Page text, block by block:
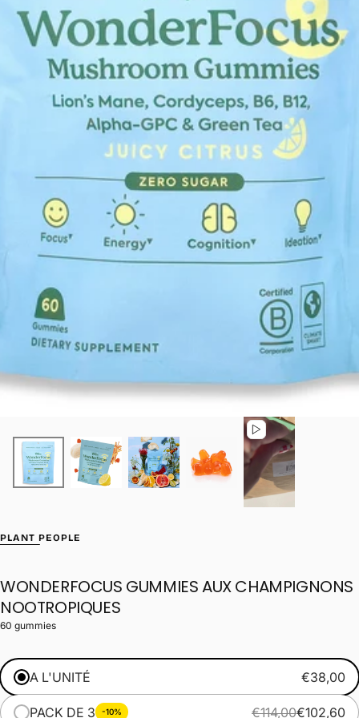
PLANT PEOPLE
WONDERFOCUS GUMMIES AUX CHAMPIGNONS
NOOTROPIQUES
60 gummies
A L'UNITÉ €38,00
PACK DE 3 -10% €102,60
€114,00